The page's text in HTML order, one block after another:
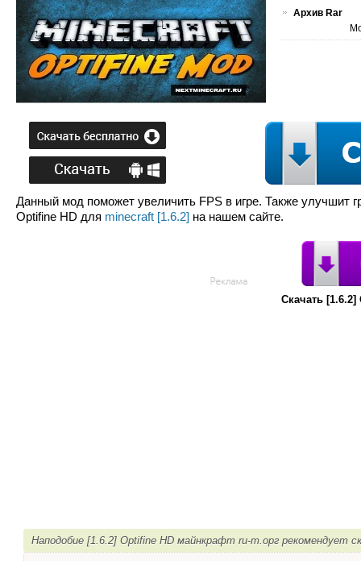
Архив Rar
Данный мод поможет увеличить FPS в игре. Также улучшит
Optifine HD для minecraft [1.6.2] на нашем сайте.
Скачать
Наподобие [1.6.2] Optifine HD майнкрафт ru-m.орг рекомендует